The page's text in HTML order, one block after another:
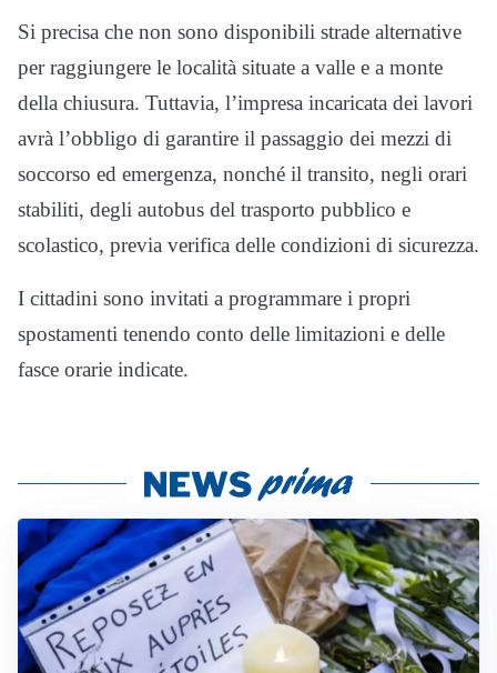
Si precisa che non sono disponibili strade alternative
per raggiungere le località situate a valle e a monte
della chiusura. Tuttavia, l’impresa incaricata dei lavori
avrà l’obbligo di garantire il passaggio dei mezzi di
soccorso ed emergenza, nonché il transito, negli orari
stabiliti, degli autobus del trasporto pubblico e
scolastico, previa verifica delle condizioni di sicurezza.
I cittadini sono invitati a programmare i propri
spostamenti tenendo conto delle limitazioni e delle
fasce orarie indicate.